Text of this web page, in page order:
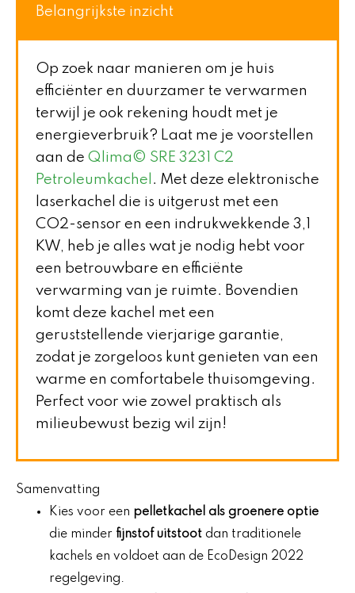
Belangrijkste inzicht
Op zoek naar manieren om je huis
efficiënter en duurzamer te verwarmen
terwijl je ook rekening houdt met je
energieverbruik? Laat me je voorstellen
aan de Qlima© SRE 3231 C2
Petroleumkachel . Met deze elektronische
laserkachel die is uitgerust met een
CO2-sensor en een indrukwekkende 3,1
KW, heb je alles wat je nodig hebt voor
een betrouwbare en efficiënte
verwarming van je ruimte. Bovendien
komt deze kachel met een
geruststellende vierjarige garantie,
zodat je zorgeloos kunt genieten van een
warme en comfortabele thuisomgeving.
Perfect voor wie zowel praktisch als
milieubewust bezig wil zijn!
Samenvatting
Kies voor een pelletkachel als groenere optie
die minder fijnstof uitstoot dan traditionele
kachels en voldoet aan de EcoDesign 2022
regelgeving.